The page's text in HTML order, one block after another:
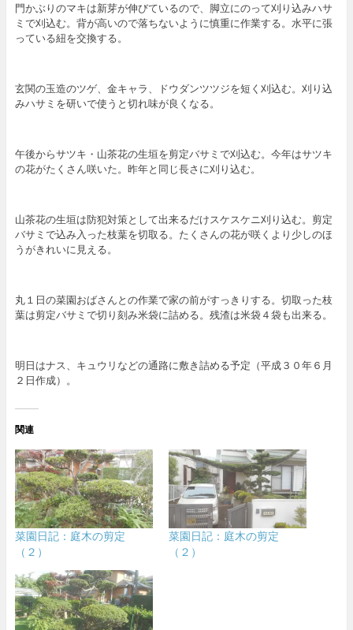
門かぶりのマキは新芽が伸びているので、脚立にのって刈り込みハサ
ミで刈込む。背が高いので落ちないように慎重に作業する。水平に張
っている紐を交換する。
玄関の玉造のツゲ、金キャラ、ドウダンツツジを短く刈込む。刈り込
みハサミを研いで使うと切れ味が良くなる。
午後からサツキ・山茶花の生垣を剪定バサミで刈込む。今年はサツキ
の花がたくさん咲いた。昨年と同じ長さに刈り込む。
山茶花の生垣は防犯対策として出来るだけスケスケニ刈り込む。剪定
バサミで込み入った枝葉を切取る。たくさんの花が咲くより少しのほ
うがきれいに見える。
丸１日の菜園おばさんとの作業で家の前がすっきりする。切取った枝
葉は剪定バサミで切り刻み米袋に詰める。残渣は米袋４袋も出来る。
明日はナス、キュウリなどの通路に敷き詰める予定（平成３０年６月
２日作成）。
関連
菜園日記：庭木の剪定
（２）
菜園日記：庭木の剪定
（２）